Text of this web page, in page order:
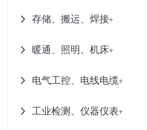
存储、搬运、焊接+
暖通、照明、机床+
电气工控、电线电缆+
工业检测、仪器仪表+